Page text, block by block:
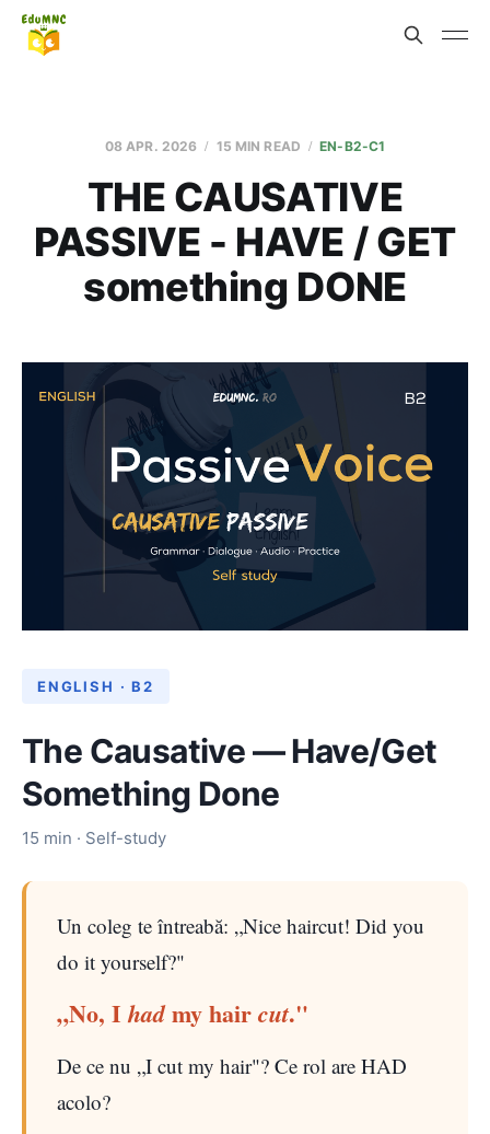
08 APR. 2026 15 MIN READ EN-B2-C1
THE CAUSATIVE
PASSIVE - HAVE / GET
something DONE
ENGLISH · B2
The Causative — Have/Get
Something Done
15 min · Self-study
Un coleg te întreabă: „Nice haircut! Did you
do it yourself?"
„No, Ihadmy haircut."
De ce nu „I cut my hair"? Ce rol are HAD
acolo?